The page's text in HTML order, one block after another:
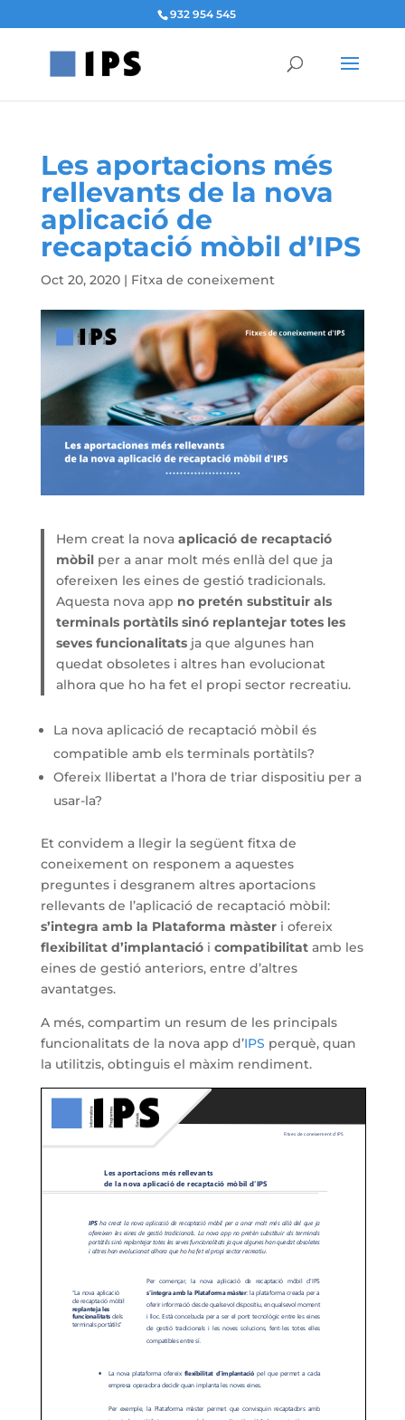
932 954 545
Les aportacions més
rellevants de la nova
aplicació de
recaptació mòbil d’IPS
Oct 20, 2020| Fitxa de coneixement
Hem creat la novaaplicació de recaptació
mòbil per a anar molt més enllà del que ja
ofereixen les eines de gestió tradicionals.
Aquesta nova app no pretén substituir als
terminals portàtils sinó replantejar totes les
seves funcionalitats ja que algunes han
quedat obsoletes i altres han evolucionat
alhora que ho ha fet el propi sector recreatiu.
La nova aplicació de recaptació mòbil és
compatible amb els terminals portàtils?
Ofereix llibertat a l’hora de triar dispositiu per a
usar-la?
Et convidem a llegir la següent fitxa de
coneixement on responem a aquestes
preguntes i desgranem altres aportacions
rellevants de l’aplicació de recaptació mòbil:
s’integra amb la Plataforma màsteri ofereix
flexibilitat d’implantaciói compatibilitatamb les
eines de gestió anteriors, entre d’altres
avantatges.
A més, compartim un resum de les principals
funcionalitats de la nova app d’IPS perquè, quan
la utilitzis, obtinguis el màxim rendiment.